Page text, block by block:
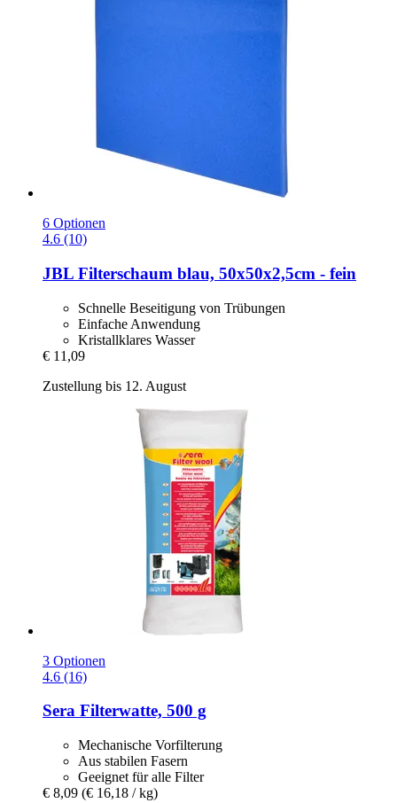
6 Optionen
4.6 (10)
JBL Filterschaum blau, 50x50x2,5cm -​ fein
Schnelle Beseitigung von Trübungen
Einfache Anwendung
Kristallklares Wasser
€ 11,09
Zustellung bis 12. August
3 Optionen
4.6 (16)
Sera Filterwatte, 500 g
Mechanische Vorfilterung
Aus stabilen Fasern
Geeignet für alle Filter
€ 8,09 (€ 16,18 / kg)